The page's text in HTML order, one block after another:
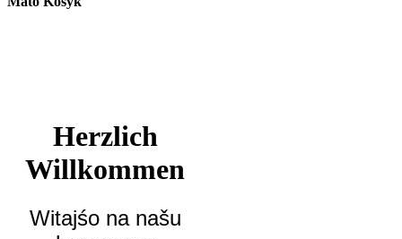
Herzlich
Willkommen
Witajśo na našu